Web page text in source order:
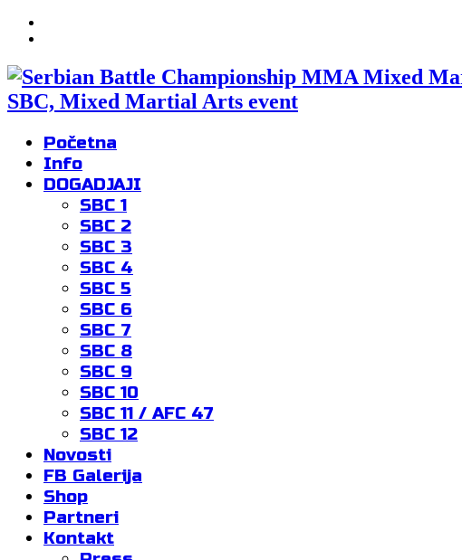
SBC, Mixed Martial Arts event
Početna
Info
DOGADJAJI
SBC 1
SBC 2
SBC 3
SBC 4
SBC 5
SBC 6
SBC 7
SBC 8
SBC 9
SBC 10
SBC 11 / AFC 47
SBC 12
Novosti
FB Galerija
Shop
Partneri
Kontakt